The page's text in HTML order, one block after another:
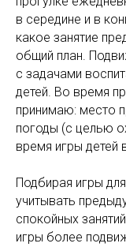
в середине и в
какое занятие
общий план.
с задачами
детей. Во время
принимаю: место
погоды (с целью
время игры детей
Подбирая игры
учитывать
спокойных
игры более